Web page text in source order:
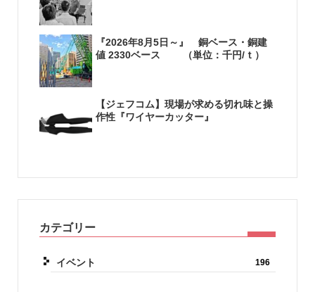
『2026年8月5日～』 銅ベース・銅建
値 2330ベース （単位：千円/ｔ）
【ジェフコム】現場が求める切れ味と操
作性『ワイヤーカッター』
カテゴリー
イベント 196